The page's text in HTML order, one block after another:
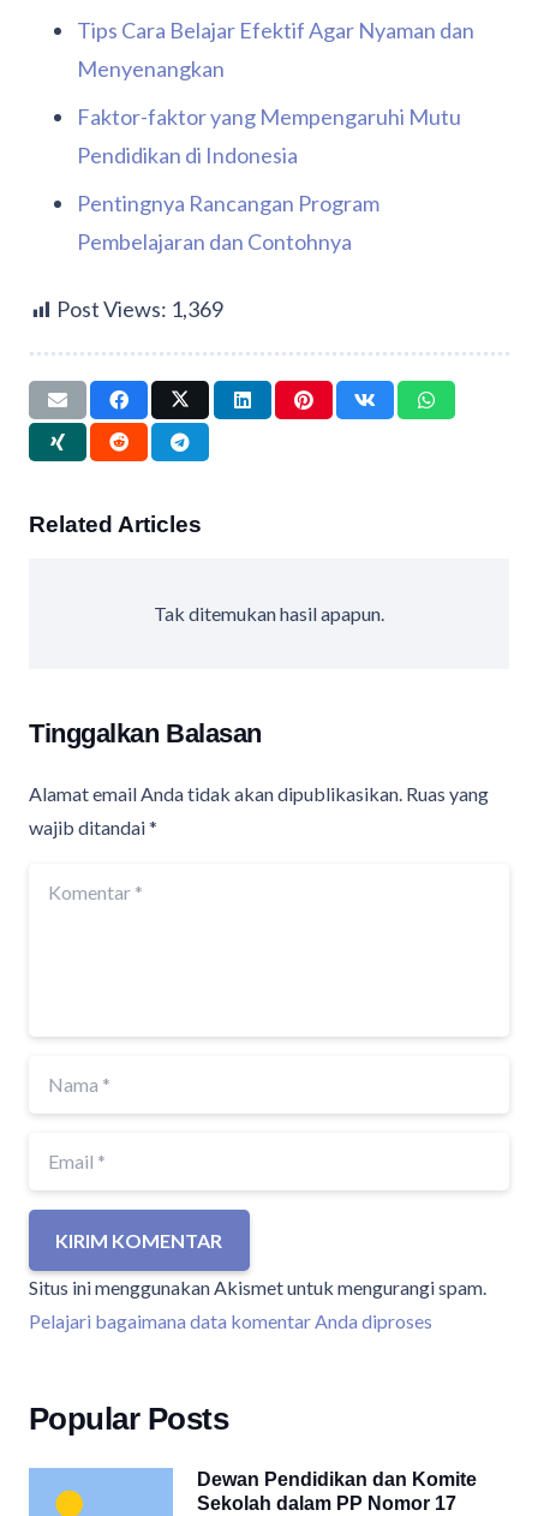
Tips Cara Belajar Efektif Agar Nyaman dan
Menyenangkan
Faktor-faktor yang Mempengaruhi Mutu
Pendidikan di Indonesia
Pentingnya Rancangan Program
Pembelajaran dan Contohnya
Post Views: 1,369
Related Articles
Tak ditemukan hasil apapun.
Tinggalkan Balasan
Alamat email Anda tidak akan dipublikasikan. Ruas yang
wajib ditandai*
KIRIM KOMENTAR
Situs ini menggunakan Akismet untuk mengurangi spam.
Pelajari bagaimana data komentar Anda diproses
Popular Posts
Dewan Pendidikan dan Komite
Sekolah dalam PP Nomor 17